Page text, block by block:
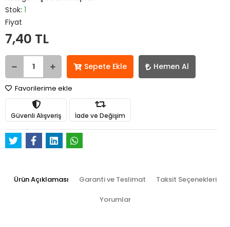
Stok: 1
Fiyat
7,40 TL
Sepete Ekle Hemen Al
Favorilerime ekle
Güvenli Alışveriş İade ve Değişim
Ürün Açıklaması Garanti ve Teslimat Taksit Seçenekleri
Yorumlar